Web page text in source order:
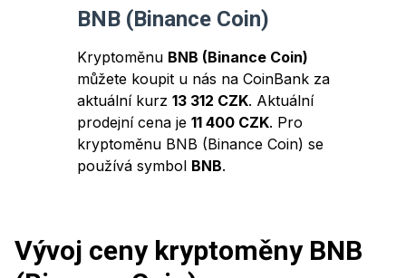
BNB (Binance Coin)
Kryptoměnu BNB (Binance Coin)
můžete koupit u nás na CoinBank za
aktuální kurz 13 312 CZK. Aktuální
prodejní cena je 11 400 CZK. Pro
kryptoměnu BNB (Binance Coin) se
používá symbol BNB.
Vývoj ceny kryptoměny BNB